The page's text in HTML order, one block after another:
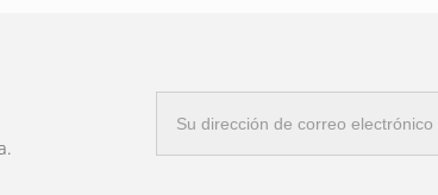
longitudes, generalmente de 1,2 a 2,4
la luz trasera y el extremo del cable
electrónico